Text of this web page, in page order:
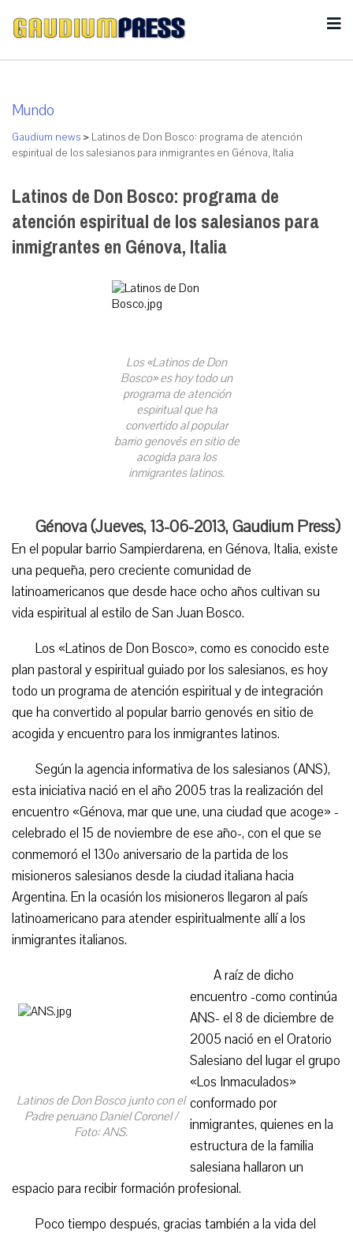
Mundo
Gaudium news > Latinos de Don Bosco: programa de atención
espiritual de los salesianos para inmigrantes en Génova, Italia
Latinos de Don Bosco: programa de
atención espiritual de los salesianos para
inmigrantes en Génova, Italia
Los «Latinos de Don
Bosco» es hoy todo un
programa de atención
espiritual que ha
convertido al popular
barrio genovés en sitio de
acogida para los
inmigrantes latinos.
Génova (Jueves, 13-06-2013, Gaudium Press)
En el popular barrio Sampierdarena, en Génova, Italia, existe
una pequeña, pero creciente comunidad de
latinoamericanos que desde hace ocho años cultivan su
vida espiritual al estilo de San Juan Bosco.
Los «Latinos de Don Bosco», como es conocido este
plan pastoral y espiritual guiado por los salesianos, es hoy
todo un programa de atención espiritual y de integración
que ha convertido al popular barrio genovés en sitio de
acogida y encuentro para los inmigrantes latinos.
Según la agencia informativa de los salesianos (ANS),
esta iniciativa nació en el año 2005 tras la realización del
encuentro «Génova, mar que une, una ciudad que acoge» -
celebrado el 15 de noviembre de ese año-, con el que se
conmemoró el 130º aniversario de la partida de los
misioneros salesianos desde la ciudad italiana hacia
Argentina. En la ocasión los misioneros llegaron al país
latinoamericano para atender espiritualmente allí a los
inmigrantes italianos.
Latinos de Don Bosco junto con el
Padre peruano Daniel Coronel /
Foto: ANS.
A raíz de dicho
encuentro -como continúa
ANS- el 8 de diciembre de
2005 nació en el Oratorio
Salesiano del lugar el grupo
«Los Inmaculados»
conformado por
inmigrantes, quienes en la
estructura de la familia
salesiana hallaron un
espacio para recibir formación profesional.
Poco tiempo después, gracias también a la vida del